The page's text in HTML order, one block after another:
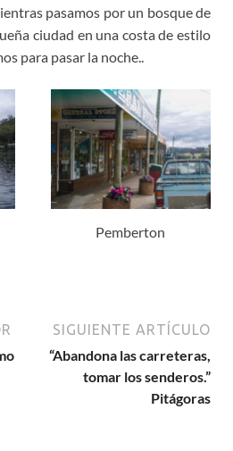
pasamos por un bosque de
ciudad en una costa de estilo
para pasar la noche..
Pemberton
SIGUIENTE ARTÍCULO
“Abandona las carreteras,
tomar los senderos.”
Pitágoras